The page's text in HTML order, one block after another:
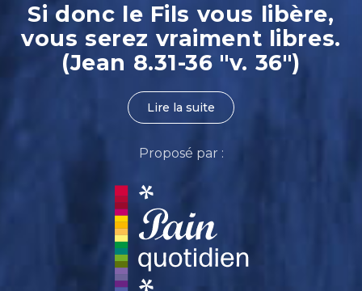
Si donc le Fils vous libère,
vous serez vraiment libres.
(Jean 8.31-36 "v. 36")
Lire la suite
Proposé par :